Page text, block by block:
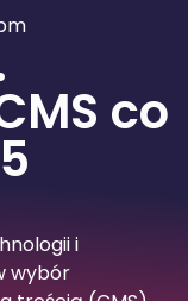
co
i
wybór